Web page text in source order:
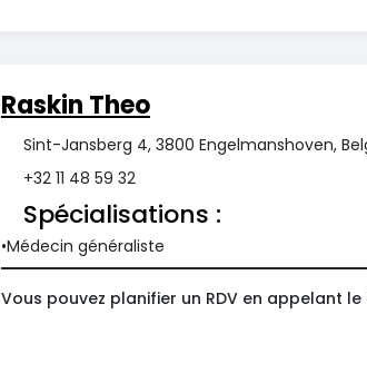
Raskin Theo
Sint-Jansberg 4, 3800 Engelmanshoven,
+32 11 48 59 32
Spécialisations :
Médecin généraliste
Vous pouvez planifier un RDV en appelant le